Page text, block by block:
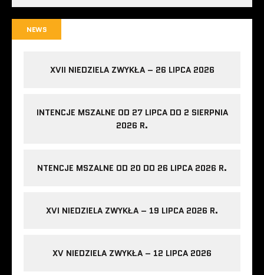
NEWS
XVII NIEDZIELA ZWYKŁA – 26 LIPCA 2026
INTENCJE MSZALNE OD 27 LIPCA DO 2 SIERPNIA
2026 R.
NTENCJE MSZALNE OD 20 DO 26 LIPCA 2026 R.
XVI NIEDZIELA ZWYKŁA – 19 LIPCA 2026 R.
XV NIEDZIELA ZWYKŁA – 12 LIPCA 2026